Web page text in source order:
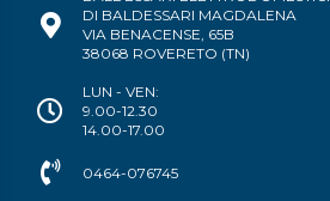
DI BALDESSARI MAGDALENA
VIA BENACENSE, 65B
38068 ROVERETO (TN)
LUN - VEN:
9.00-12.30
14.00-17.00
0464-076745